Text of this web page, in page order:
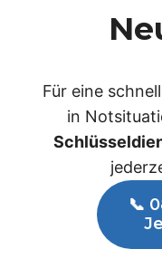
Für eine
in
📞